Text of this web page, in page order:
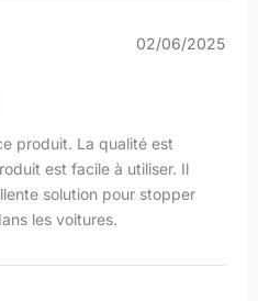
02/06/2025
produit. La qualité est
est facile à utiliser. Il
solution pour stopper
les voitures.